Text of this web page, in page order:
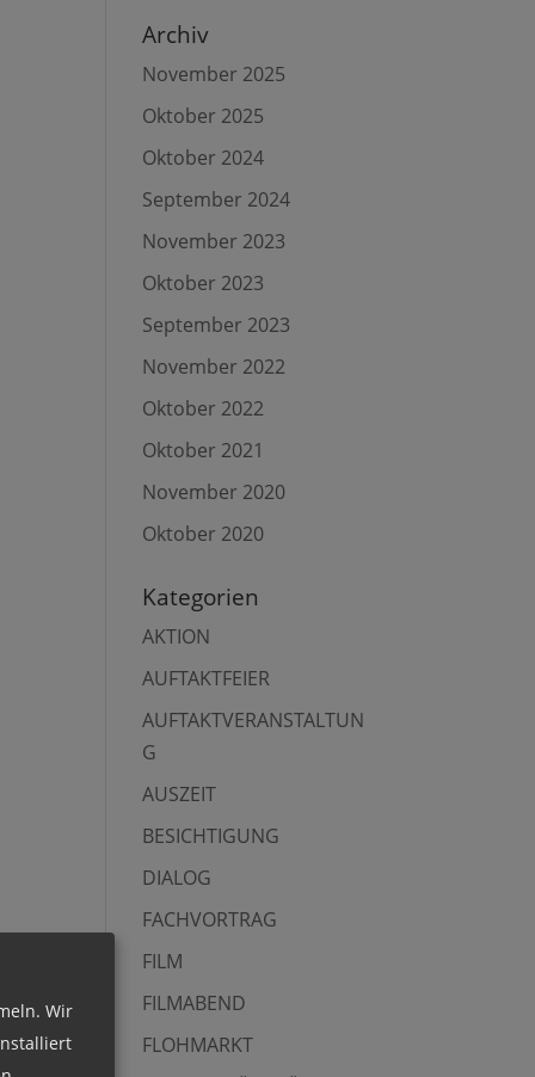
Archiv
November 2025
Oktober 2025
Oktober 2024
September 2024
November 2023
Oktober 2023
September 2023
November 2022
Oktober 2022
Oktober 2021
November 2020
Oktober 2020
Kategorien
AKTION
AUFTAKTFEIER
AUFTAKTVERANSTALTUN
G
AUSZEIT
BESICHTIGUNG
DIALOG
FACHVORTRAG
FILM
FILMABEND
FLOHMARKT
Wir